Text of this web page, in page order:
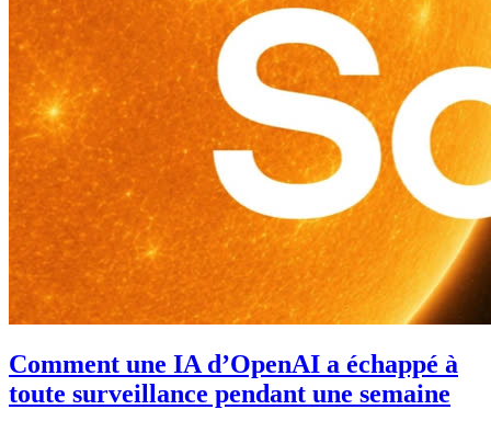
Comment une IA d’OpenAI a échappé à
toute surveillance pendant une semaine